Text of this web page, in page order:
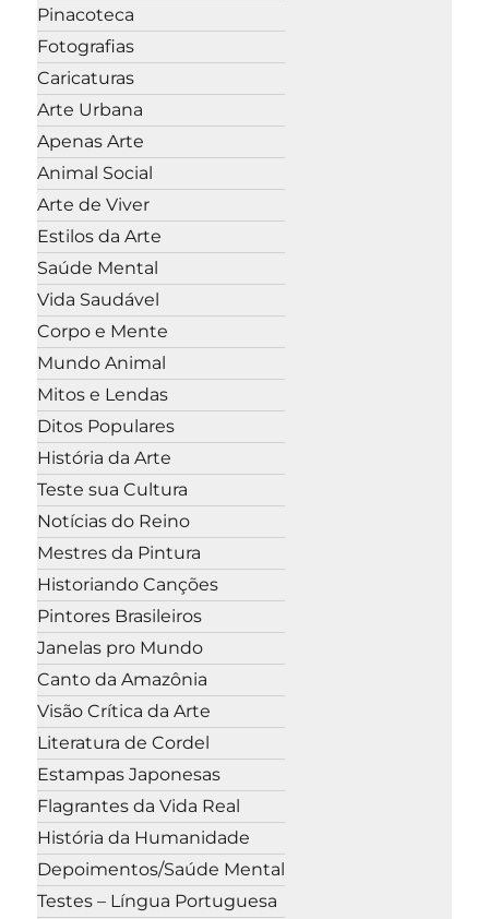
Pinacoteca
Fotografias
Caricaturas
Arte Urbana
Apenas Arte
Animal Social
Arte de Viver
Estilos da Arte
Saúde Mental
Vida Saudável
Corpo e Mente
Mundo Animal
Mitos e Lendas
Ditos Populares
História da Arte
Teste sua Cultura
Notícias do Reino
Mestres da Pintura
Historiando Canções
Pintores Brasileiros
Janelas pro Mundo
Canto da Amazônia
Visão Crítica da Arte
Literatura de Cordel
Estampas Japonesas
Flagrantes da Vida Real
História da Humanidade
Depoimentos/Saúde Mental
Testes – Língua Portuguesa